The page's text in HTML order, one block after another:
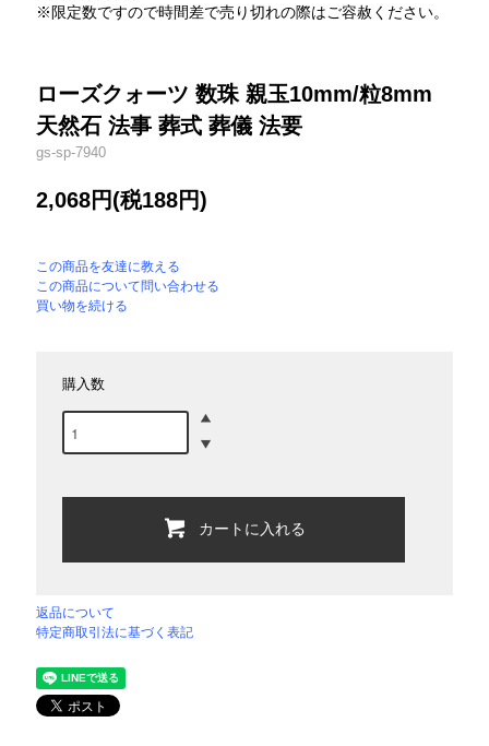
※限定数ですので時間差で売り切れの際はご容赦ください。
ローズクォーツ 数珠 親玉10mm/粒8mm
天然石 法事 葬式 葬儀 法要
gs-sp-7940
2,068円(税188円)
この商品を友達に教える
この商品について問い合わせる
買い物を続ける
購入数
カートに入れる
返品について
特定商取引法に基づく表記